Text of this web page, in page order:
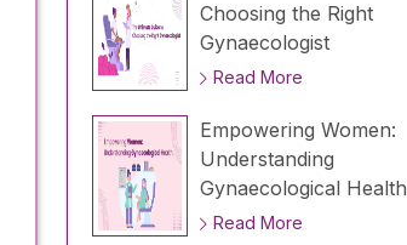
Choosing the Right
Gynaecologist
Read More
Empowering Women:
Understanding
Gynaecological Health
Read More